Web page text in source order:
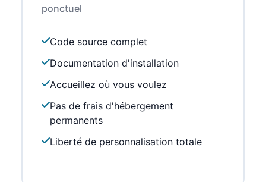
ponctuel
Code source complet
Documentation d'installation
Accueillez où vous voulez
Pas de frais d'hébergement
permanents
Liberté de personnalisation totale